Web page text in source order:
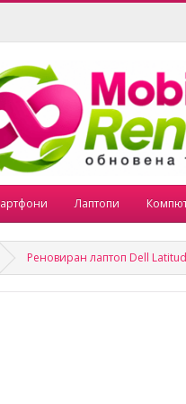
Лаптопи
Реновиран лаптоп Dell